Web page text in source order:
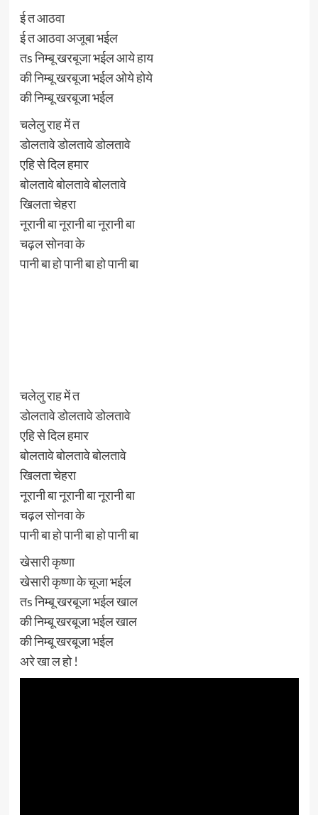
ई त आठवा
ई त आठवा अजूबा भईल
तs निम्बू खरबूजा भईल आये हाय
की निम्बू खरबूजा भईल ओये होये
की निम्बू खरबूजा भईल
चलेलु राह में त
डोलतावे डोलतावे डोलतावे
एहि से दिल हमार
बोलतावे बोलतावे बोलतावे
खिलता चेहरा
नूरानी बा नूरानी बा नूरानी बा
चढ़ल सोनवा के
पानी बा हो पानी बा हो पानी बा
चलेलु राह में त
डोलतावे डोलतावे डोलतावे
एहि से दिल हमार
बोलतावे बोलतावे बोलतावे
खिलता चेहरा
नूरानी बा नूरानी बा नूरानी बा
चढ़ल सोनवा के
पानी बा हो पानी बा हो पानी बा
खेसारी कृष्णा
खेसारी कृष्णा के चूजा भईल
तs निम्बू खरबूजा भईल खाल
की निम्बू खरबूजा भईल खाल
की निम्बू खरबूजा भईल
अरे खा ल हो !